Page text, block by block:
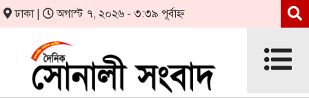
ঢাকা | অগাস্ট ৭, ২০২৬ - ৩:৩৯ পূর্বাহ্ন